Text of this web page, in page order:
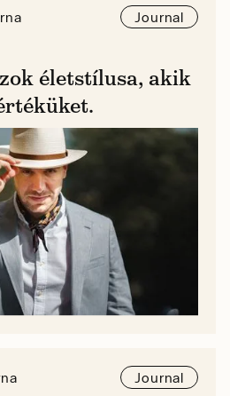
Journal
életstílusa, akik
Journal